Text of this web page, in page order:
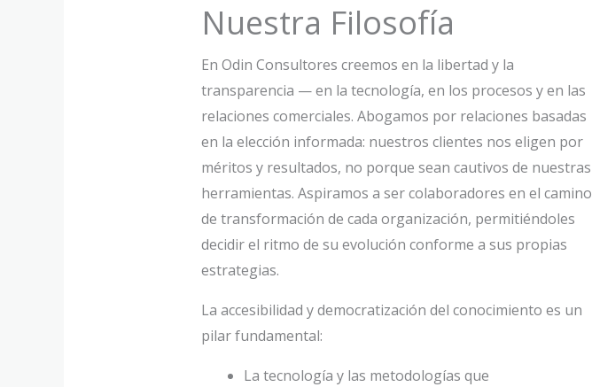
Nuestra Filosofía
En Odin Consultores creemos en la libertad y la
transparencia — en la tecnología, en los procesos y en las
relaciones comerciales. Abogamos por relaciones basadas
en la elección informada: nuestros clientes nos eligen por
méritos y resultados, no porque sean cautivos de nuestras
herramientas. Aspiramos a ser colaboradores en el camino
de transformación de cada organización, permitiéndoles
decidir el ritmo de su evolución conforme a sus propias
estrategias.
La accesibilidad y democratización del conocimiento es un
pilar fundamental:
La tecnología y las metodologías que